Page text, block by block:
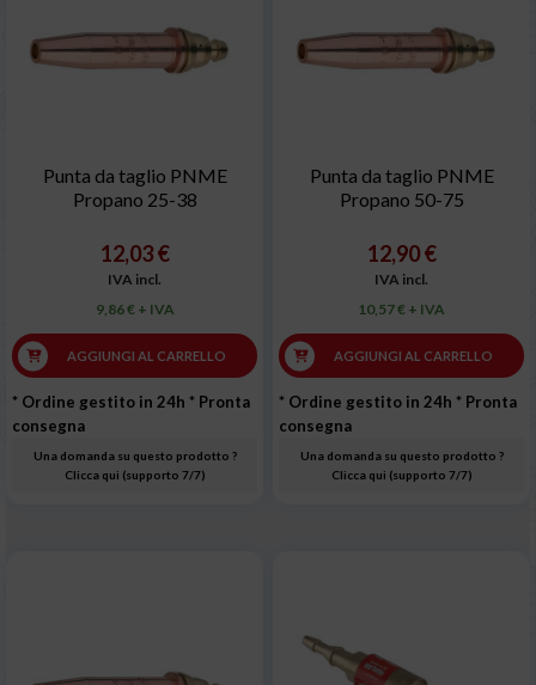
Punta da taglio PNME
Propano 25-38
12,03 €
IVA incl.
9,86 € + IVA
AGGIUNGI AL CARRELLO
* Ordine gestito in 24h * Pronta
consegna
Una domanda su questo prodotto ?
Clicca qui (supporto 7/7)
Punta da taglio PNME
Propano 50-75
12,90 €
IVA incl.
10,57 € + IVA
AGGIUNGI AL CARRELLO
* Ordine gestito in 24h * Pronta
consegna
Una domanda su questo prodotto ?
Clicca qui (supporto 7/7)